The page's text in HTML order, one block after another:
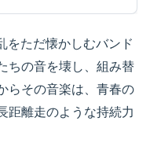
をただ懐かしむバンド
ちの音を壊し、組み替
らその音楽は、青春の
距離走のような持続力